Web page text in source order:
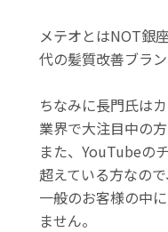
メテオとはNOT銀
代の髪質改善ブラン
ちなみに長門氏は
業界で大注目中の方
また、YouTubeの
超えている方なので
一般のお客様の中
ません。